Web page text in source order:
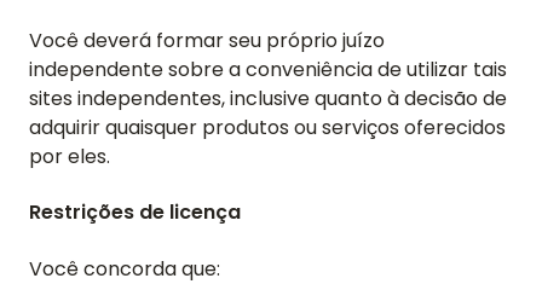
Você deverá formar seu próprio juízo
independente sobre a conveniência de utilizar tais
sites independentes, inclusive quanto à decisão de
adquirir quaisquer produtos ou serviços oferecidos
por eles.
Restrições de licença
Você concorda que: